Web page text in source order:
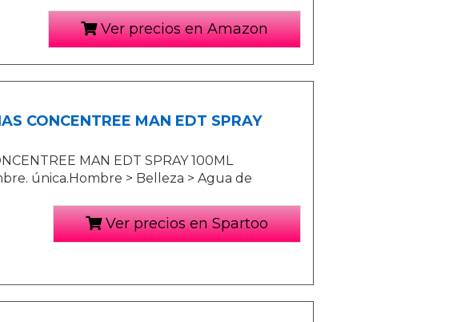
Ver precios en Amazon
CONCENTREE MAN EDT SPRAY
MAN EDT SPRAY 100ML
única.Hombre > Belleza > Agua de
Ver precios en Spartoo